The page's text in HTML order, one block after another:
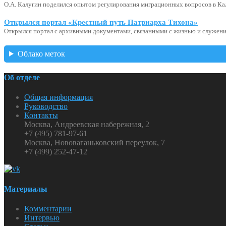
О.А. Калугин поделился опытом регулирования миграционных вопросов в
Открылся портал «Крестный путь Патриарха Тихона»
Открылся портал с архивными документами, связанными с жизнью и
Облако меток
Об отделе
Общая информация
Руководство
Контакты
Москва, Андреевская набережная, 2
+7 (495) 781-97-61
Москва, Нововаганьковский переулок, 7
+7 (499) 252-47-12
Материалы
Комментарии
Интервью